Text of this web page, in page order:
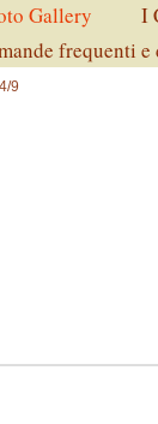
Gallery I
frequenti e
9